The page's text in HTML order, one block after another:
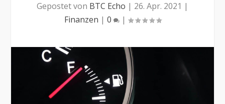
Gepostet von BTC Echo | 26. Apr. 2021 |
Finanzen | 0 |